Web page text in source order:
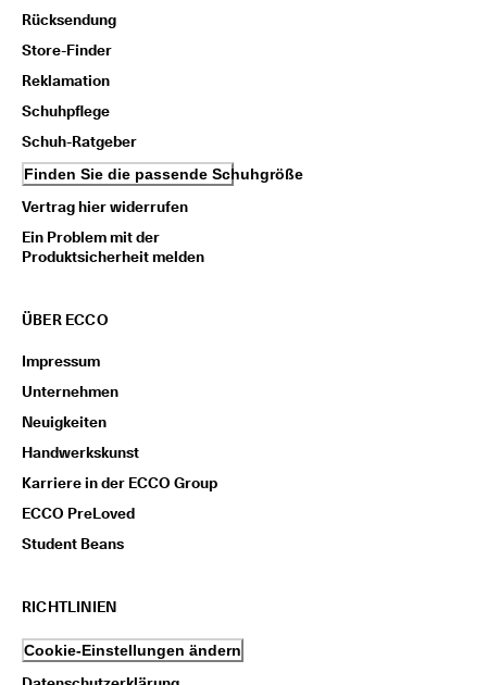
Rücksendung
Store-Finder
Reklamation
Schuhpflege
Schuh-Ratgeber
Finden Sie die passende Schuhgröße
Vertrag hier widerrufen
Ein Problem mit der
Produktsicherheit melden
ÜBER ECCO
Impressum
Unternehmen
Neuigkeiten
Handwerkskunst
Karriere in der ECCO Group
ECCO PreLoved
Student Beans
RICHTLINIEN
Cookie-Einstellungen ändern